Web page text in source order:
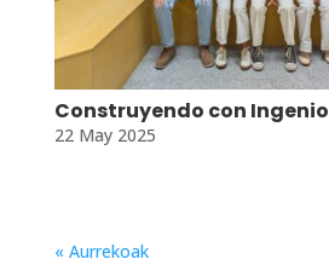
Construyendo con Ingenio
22 May 2025
« Aurrekoak